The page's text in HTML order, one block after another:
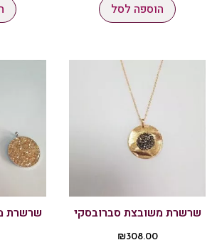
הוספה לסל
שרשרת משובצת סברובסקי
₪308.00
שרשרת